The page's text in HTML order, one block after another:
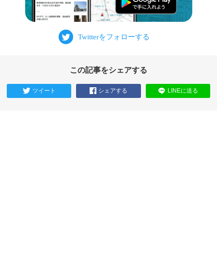
この記事をシェアする
ツイート シェアする LINEに送る